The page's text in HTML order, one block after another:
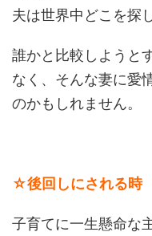
夫は世界中どこを探
誰かと比較しようと
なく、そんな妻に愛
のかもしれません。
☆後回しにされる時
子育てに一生懸命な